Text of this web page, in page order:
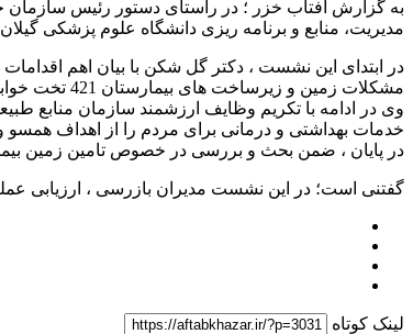
مدیریت، منابع و برنامه ریزی دانشگاه علوم پزشکی
در ابتدای این نشست ، دکتر گل شکن با بیان اهم
مشکلات زمین و زیرساخت های بیمارستان 421 تخت خوابی لاکان پرداخت.
وی در ادامه با تکریم وظایف ارزشمند سازمان منابع
خدمات بهداشتی و درمانی برای مردم را از اهداف همسو
در پایان ، ضمن بحث و بررسی در خصوص تامین زمین بیمارستان و ملزومات
گفتنی است؛ در این نشست مدیران بازرسی ، ارزیابی
لینک کوتاه